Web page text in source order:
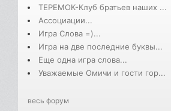
ТЕРЕМОК-Клуб братьев наших ...
Ассоциации...
Игра Слова =)...
Игра на две последние буквы...
Еще одна игра слова...
Уважаемые Омичи и гости гор...
весь форум